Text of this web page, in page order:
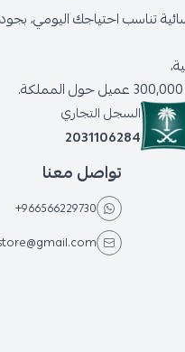
تناسب احتياجك اليومي،
السجل التجاري
2031106284
تواصل معنا
+966566229730